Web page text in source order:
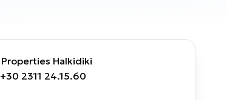
Properties Halkidiki
+30 2311 24.15.60